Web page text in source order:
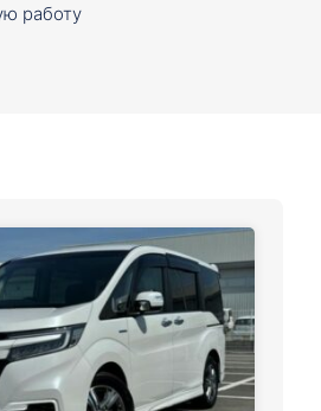
работу